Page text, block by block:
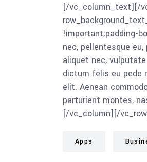
[/vc_column_text][/
!important;padding-
nec, pellentesque
aliquet nec,
dictum felis eu pede
elit. Aenean
parturient montes,
[/vc_column][/
Apps